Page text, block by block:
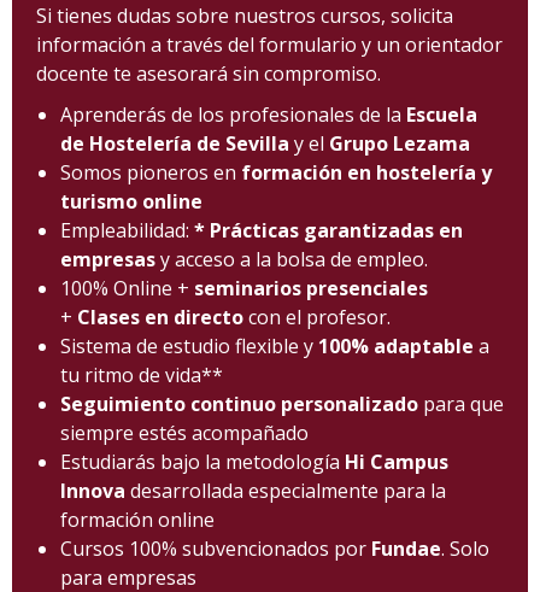
Si tienes dudas sobre nuestros cursos, solicita
información a través del formulario y un orientador
docente te asesorará sin compromiso.
Aprenderás de los profesionales de la Escuela
de Hostelería de Sevilla y el Grupo Lezama
Somos pioneros en formación en hostelería y
turismo online
Empleabilidad: * Prácticas garantizadas en
empresasy acceso a la bolsa de empleo.
100% Online + seminarios presenciales
+ Clases en directocon el profesor.
Sistema de estudio flexible y 100% adaptable a
tu ritmo de vida**
Seguimiento continuo personalizado para que
siempre estés acompañado
Estudiarás bajo la metodología Hi Campus
Innova desarrollada especialmente para la
formación online
Cursos 100% subvencionados por Fundae. Solo
para empresas